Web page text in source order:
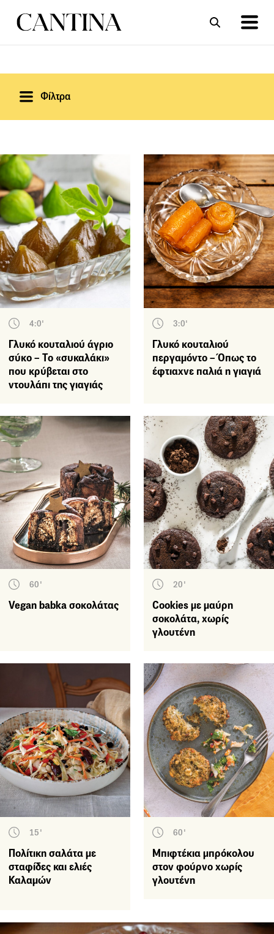
Φίλτρα
4:0'
Γλυκό κουταλιού άγριο
σύκο – Το «συκαλάκι»
που κρύβεται στο
ντουλάπι της γιαγιάς
3:0'
Γλυκό κουταλιού
περγαμόντο – Όπως το
έφτιαχνε παλιά η γιαγιά
60'
Vegan babka σοκολάτας
20'
Cookies με μαύρη
σοκολάτα, χωρίς
γλουτένη
15'
Πολίτικη σαλάτα με
σταφίδες και ελιές
Καλαμών
60'
Μπιφτέκια μπρόκολου
στον φούρνο χωρίς
γλουτένη